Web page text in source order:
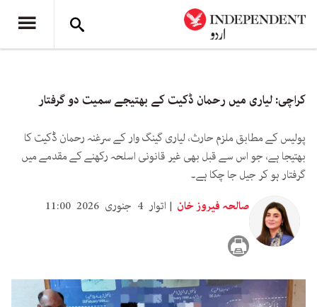
کراچی: لیاری میں رحمان ڈکیت کے بھتیجے سمیت دو گرفتار
پولیس کے مطابق ملزم حارث، لیاری گینگ وار کے سرغنہ رحمان ڈکیت کا
بھتیجا ہے، جو اس سے قبل بھی غیر قانونی اسلحہ رکھنے کے مقدمے میں
گرفتار ہو کر جیل جا چکا ہے۔
صالحہ فیروز خان
اتوار 4 جنوری 2026 11:00